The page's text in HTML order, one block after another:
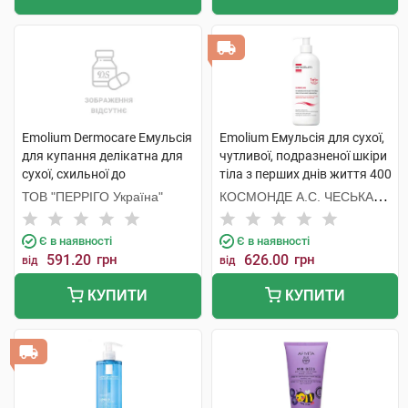
Emolium Dermocare Емульсія
для купання делікатна для
сухої, схильної до
подразнень шкіри 200 мл 1
флакон
ТОВ "ПЕРРІГО Україна"
Є в наявності
від 591.20 грн
КУПИТИ
Emolium Емульсія для сухої,
чутливої, подразненої шкіри
тіла з перших днів життя 400
мл 1 флакон
КОСМОНДЕ А.С. ЧЕСЬКА
РЕСПУБЛІКА
Є в наявності
від 626.00 грн
КУПИТИ